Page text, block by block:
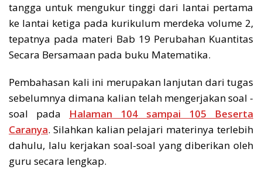
tangga untuk mengukur tinggi dari lantai pertama
ke lantai ketiga pada kurikulum merdeka volume 2,
tepatnya pada materi Bab 19 Perubahan Kuantitas
Secara Bersamaan pada buku Matematika.
Pembahasan kali ini merupakan lanjutan dari tugas
sebelumnya dimana kalian telah mengerjakan soal -
soal pada Halaman 104 sampai 105 Beserta
Caranya. Silahkan kalian pelajari materinya terlebih
dahulu, lalu kerjakan soal-soal yang diberikan oleh
guru secara lengkap.